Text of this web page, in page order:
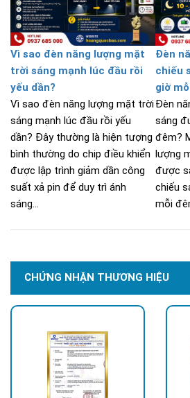
Vì sao đèn năng lượng mặt
trời sáng mạnh lúc đầu rồi
yếu dần?
Vì sao đèn năng lượng mặt trời
sáng mạnh lúc đầu rồi yếu
dần? Đây thường là hiện tượng
bình thường do chip điều khiển
được lập trình giảm dần công
suất xả pin để duy trì ánh
sáng...
Đèn
chiếu
giờ
Đèn
sáng
đêm?
lượng
được
chiếu
mỗi
CHỨNG NHẬN THƯƠNG HIỆU